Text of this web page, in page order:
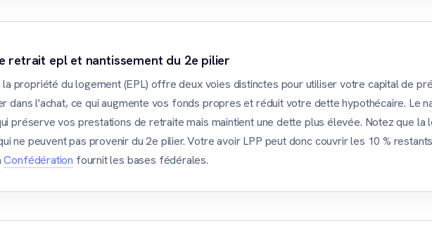
retrait epl et nantissement du 2e pilier
la propriété du logement (EPL) offre deux voies distinctes pour utiliser votre capital de
dans l'achat, ce qui augmente vos fonds propres et réduit votre dette hypothécaire. Le
préserve vos prestations de retraite mais maintient une dette plus élevée. Notez que la
ne peuvent pas provenir du 2e pilier. Votre avoir LPP peut donc couvrir les 10 %
Confédération fournit les bases fédérales.